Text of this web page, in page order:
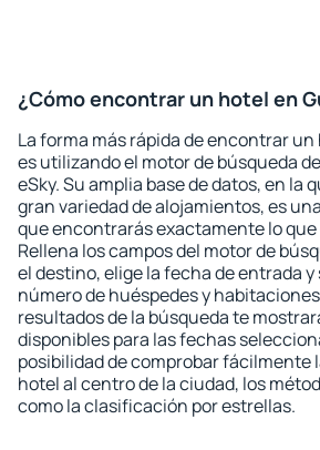
¿Cómo encontrar un hotel en
La forma más rápida de encontrar
es utilizando el motor de búsqueda
eSky. Su amplia base de datos, en la
gran variedad de alojamientos, es
que encontrarás exactamente lo
Rellena los campos del motor de
el destino, elige la fecha de entrada y
número de huéspedes y
resultados de la búsqueda te
disponibles para las fechas
posibilidad de comprobar fácilmente
hotel al centro de la ciudad, los
como la clasificación por estrellas.